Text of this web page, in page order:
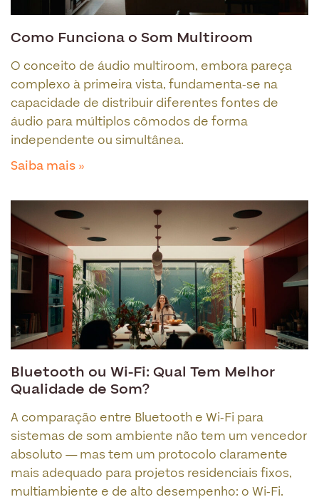
Como Funciona o Som Multiroom
O conceito de áudio multiroom, embora pareça
complexo à primeira vista, fundamenta-se na
capacidade de distribuir diferentes fontes de
áudio para múltiplos cômodos de forma
independente ou simultânea.
Saiba mais »
Bluetooth ou Wi-Fi: Qual Tem Melhor
Qualidade de Som?
A comparação entre Bluetooth e Wi-Fi para
sistemas de som ambiente não tem um vencedor
absoluto — mas tem um protocolo claramente
mais adequado para projetos residenciais fixos,
multiambiente e de alto desempenho: o Wi-Fi.